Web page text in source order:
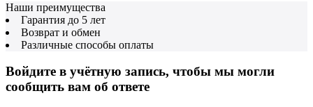
Наши преимущества
Гарантия до 5 лет
Возврат и обмен
Различные способы оплаты
Войдите в учётную запись, чтобы мы могли
сообщить вам об ответе